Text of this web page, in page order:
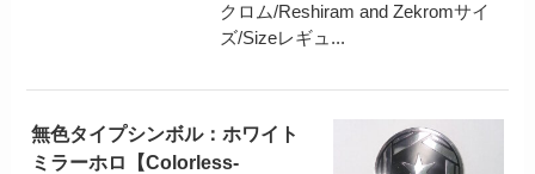
クロム/Reshiram and Zekromサイ
ズ/Sizeレギュ...
無色タイプシンボル：ホワイト
ミラーホロ【Colorless-